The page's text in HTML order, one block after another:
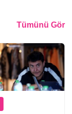
Tümünü Gör